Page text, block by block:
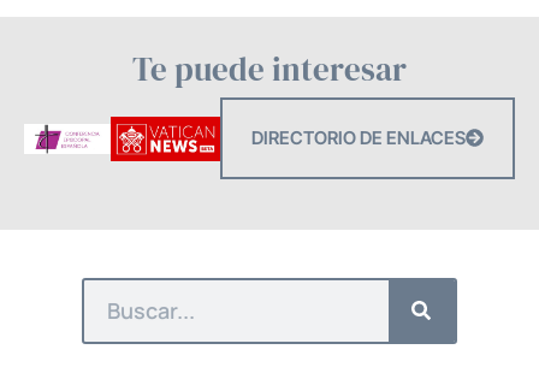
Te puede interesar
DIRECTORIO DE ENLACES